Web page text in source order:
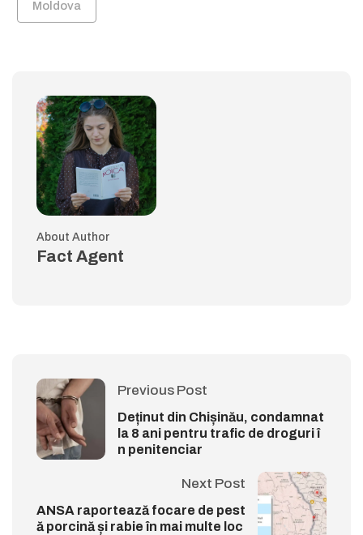
Moldova
About Author
Fact Agent
Previous Post
Deținut din Chișinău, condamnat
la 8 ani pentru trafic de droguri î
n penitenciar
Next Post
ANSA raportează focare de pest
ă porcină și rabie în mai multe loc